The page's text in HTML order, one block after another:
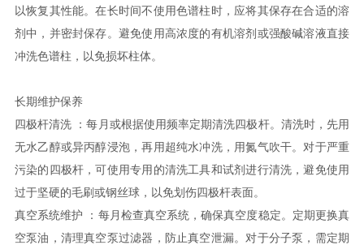
以恢复其性能。在长时间不使用色谱柱时，应将其保存在合适的溶
剂中，并密封保存。避免使用高浓度的有机溶剂或强酸碱溶液直接
冲洗色谱柱，以免损坏柱体。
长期维护保养
四极杆清洗 ：每月或根据使用频率定期清洗四极杆。清洗时，先用
无水乙醇或异丙醇浸泡，再用超纯水冲洗，用氮气吹干。对于严重
污染的四极杆，可使用专用的清洗工具和试剂进行清洗，避免使用
过于坚硬的毛刷或钢丝球，以免划伤四极杆表面。
真空系统维护 ：每月检查真空系统，确保真空度稳定。定期更换真
空泵油，清理真空泵过滤器，防止真空泄漏。对于分子泵，需定期